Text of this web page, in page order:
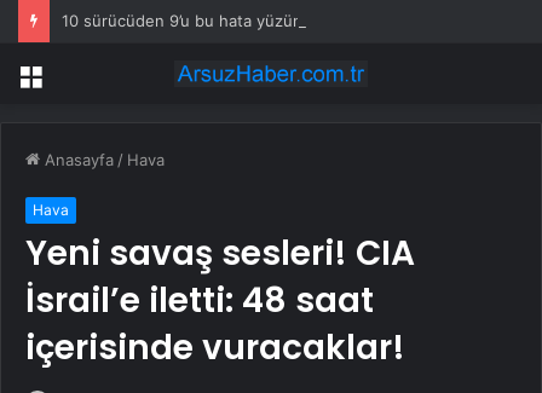
Menü
Anasayfa / Hava
Hava
Yeni savaş sesleri! CIA
İsrail’e iletti: 48 saat
içerisinde vuracaklar!